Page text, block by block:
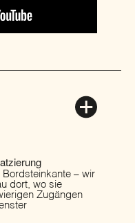
– wir
dort, wo sie
Zugängen